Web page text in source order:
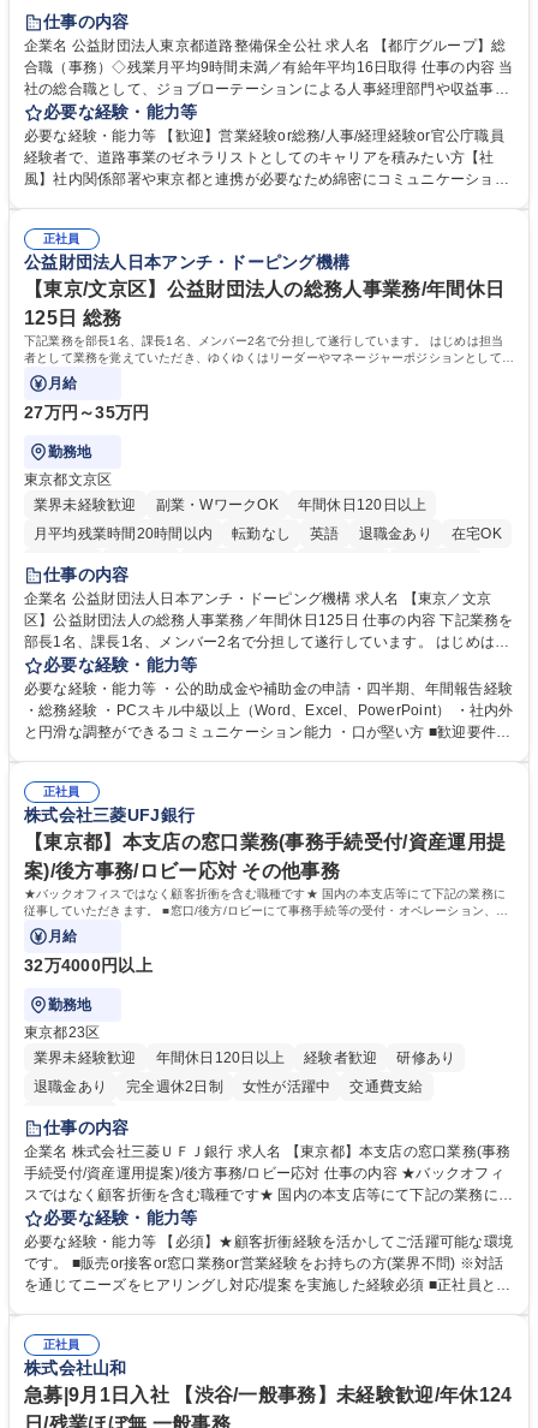
研修あり
退職金あり
駅近5分以内
資格取得手当あり 食事補助あり
仕事の内容
企業名 公益財団法人東京都道路整備保全公社 求人名 【都庁グループ】総
合職（事務）◇残業月平均9時間未満／有給年平均16日取得 仕事の内容 当
社の総合職として、ジョブローテーションによる人事経理部門や収益事業
等のフロント部門の部署等幅広い部署での業務をお任せいたします。研修
制度やキャリア支援が充実しております！ ※下記業務詳細 【業務詳細】■
管理部門：広報、人事、経理など当公社の運営に係る管理業務 ■収益部
門：駐車場の新規開拓、管理運営、新宿駅西口広場の「イベントコーナ
道路施設や道路工事現場の見学ツアー事業 ※入社後は上記いずれかの部門
へ配属。※業務内容変更の範囲：会社の定める業務 募集職種 【都庁グル
ープ】総合職（事務）◇残業月平均9時間未満／有給年平均16日取得
必要な経験・能力等
必要な経験・能力等 【歓迎】営業経験or総務/人事/経理経験or官公庁職員
経験者で、道路事業のゼネラリストとしてのキャリアを積みたい方【社
風】社内関係部署や東京都と連携が必要なため綿密にコミュニケーション
部門など多岐に渡る業務を経験できます。 ■様々なプロジェクト：駐車場
事業の他、新宿駅西口広場内に設置された照明を兼ねた広告「ブライトサ
イン」の管理運営を行うなど、事業収益を生み出す活動を積極的に行って
います。 学歴・資格 学歴：大学院 大学 高専 短大 専修学校 高校 語学力：
資格：
正社員
公益財団法人日本アンチ・ドーピング機構
【東京/文京区】公益財団法人の総務人事業務/年間休日
125日 総務
下記業務を部長1名、課長1名、メンバー2名で分担して遂行しています。 はじめは担当
者として業務を覚えていただき、ゆくゆくはリーダーやマネージャーポジションとして活
躍いただくことを期待しています。
月給
27万円～35万円
勤務地
東京都文京区
業界未経験歓迎
副業・WワークOK
年間休日120日以上
月平均残業時間20時間以内
転勤なし 英語 退職金あり
在宅OK
賞与あり
育休あり
食事補助あり
仕事の内容
企業名 公益財団法人日本アンチ・ドーピング機構 求人名 【東京／文京
区】公益財団法人の総務人事業務／年間休日125日 仕事の内容 下記業務を
部長1名、課長1名、メンバー2名で分担して遂行しています。 はじめは担
当者として業務を覚えていただき、ゆくゆくはリーダーやマネージャーポ
ジションとして活躍いただくことを期待しています。 【総務・人事グルー
プの業務内容】 ・人事制度関連 ・採用活動 ・教育研修の企画、実行 ・勤
怠管理 ・官公庁への各種提出 ・法定の会議運営（評議員会、理事会） ・
管理 ・福利厚生関連 ・職員からの問合せ、相談対応 ・その他日常の総務
業務全般 募集職種 【東京／文京区】公益財団法人の総務人事業務／年間
休日125日
必要な経験・能力等
必要な経験・能力等 ・公的助成金や補助金の申請・四半期、年間報告経験
・総務経験 ・PCスキル中級以上（Word、Excel、PowerPoint） ・社内外
と円滑な調整ができるコミュニケーション能力 ・口が堅い方 ■歓迎要件
正社員
株式会社三菱UFJ銀行
【東京都】本支店の窓口業務(事務手続受付/資産運用提
案)/後方事務/ロビー応対 その他事務
★バックオフィスではなく顧客折衝を含む職種です★ 国内の本支店等にて下記の業務に
従事していただきます。 ■窓口/後方/ロビーにて事務手続等の受付・オペレーション、お
客様対応
月給
32万4000円以上
勤務地
東京都23区
業界未経験歓迎
年間休日120日以上 経験者歓迎
研修あり
退職金あり
完全週休2日制 女性が活躍中
交通費支給
土日祝休み
仕事の内容
企業名 株式会社三菱ＵＦＪ銀行 求人名 【東京都】本支店の窓口業務(事務
手続受付/資産運用提案)/後方事務/ロビー応対 仕事の内容 ★バックオフィ
スではなく顧客折衝を含む職種です★ 国内の本支店等にて下記の業務に従
事していただきます。 ■窓口/後方/ロビーにて事務手続等の受付・オペレ
ーション、お客様対応 ■窓口にて、ご来店された個人のお客様に対して金
融商品のご提案 ■効率的な事務運用の検討・構築等 ≪業務紹介：ご応募前
に必ずご覧ください≫ ※記事 https://www.mysite.bk.mufg.jp/career/circle/
必要な経験・能力等
必要な経験・能力等 【必須】★顧客折衝経験を活かしてご活躍可能な環境
です。 ■販売or接客or窓口業務or営業経験をお持ちの方(業界不問) ※対話
を通じてニーズをヒアリングし対応/提案を実施した経験必須 ■正社員とし
るので安心して入行いただけます。 幅広いキャリアの選択肢があり、公募
や社内副業等を活用し、 一人ひとりが挑戦できるカルチャーが浸透してい
ます。 学歴・資格 学歴：大学院 大学 高専 短大 専修学校 高校 語学力：
資格：
正社員
株式会社山和
急募|9月1日入社 【渋谷/一般事務】未経験歓迎/年休124
日/残業ほぼ無 一般事務